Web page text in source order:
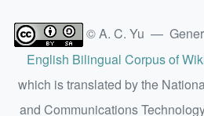
© A. C. Yu —
English Bilingual Corpus of
which is translated by the
and Communications